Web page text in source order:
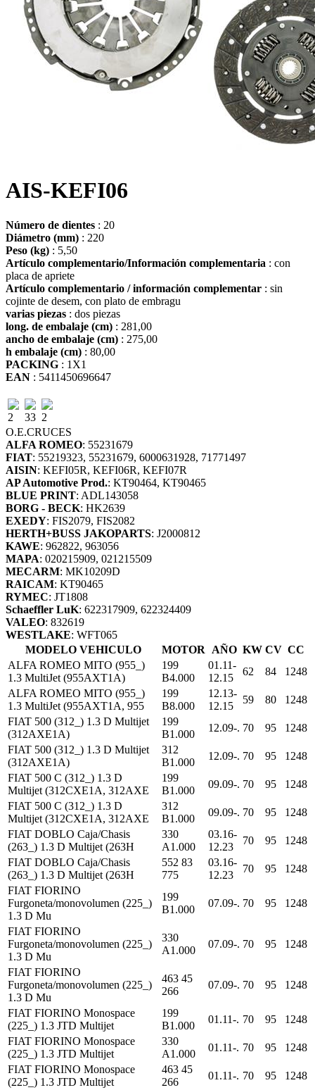
AIS-KEFI06
Número de dientes : 20
Diámetro (mm) : 220
Peso (kg) : 5,50
Artículo complementario/Información complementaria : con
placa de apriete
Artículo complementario / información complementar : sin
cojinte de desem, con plato de embragu
varias piezas : dos piezas
long. de embalaje (cm) : 281,00
ancho de embalaje (cm) : 275,00
h embalaje (cm) : 80,00
PACKING : 1X1
EAN : 5411450696647
2 33 2
O.E.CRUCES
ALFA ROMEO: 55231679
FIAT: 55219323, 55231679, 6000631928, 71771497
AISIN: KEFI05R, KEFI06R, KEFI07R
AP Automotive Prod.: KT90464, KT90465
BLUE PRINT: ADL143058
BORG - BECK: HK2639
EXEDY: FIS2079, FIS2082
HERTH+BUSS JAKOPARTS: J2000812
KAWE: 962822, 963056
MAPA: 020215909, 021215509
MECARM: MK10209D
RAICAM: KT90465
RYMEC: JT1808
Schaeffler LuK: 622317909, 622324409
VALEO: 832619
WESTLAKE: WFT065
MODELO VEHICULO
MOTOR AÑO KW CV CC
ALFA ROMEO MITO (955_)
1.3 MultiJet (955AXT1A)
199
B4.000
01.11-
12.15
62 84
1248
ALFA ROMEO MITO (955_)
1.3 MultiJet (955AXT1A, 955
199
B8.000
12.13-
12.15
59 80
1248
FIAT 500 (312_) 1.3 D Multijet
(312AXE1A)
199
B1.000
12.09-. 70 95
1248
FIAT 500 (312_) 1.3 D Multijet
(312AXE1A)
312
B1.000
12.09-. 70 95
1248
FIAT 500 C (312_) 1.3 D
Multijet (312CXE1A, 312AXE
199
B1.000
09.09-. 70 95
1248
FIAT 500 C (312_) 1.3 D
Multijet (312CXE1A, 312AXE
312
B1.000
09.09-. 70 95
1248
FIAT DOBLO Caja/Chasis
(263_) 1.3 D Multijet (263H
330
A1.000
03.16-
12.23
70 95
1248
FIAT DOBLO Caja/Chasis
(263_) 1.3 D Multijet (263H
552 83
775
03.16-
12.23
70 95
1248
FIAT FIORINO
Furgoneta/monovolumen (225_)
1.3 D Mu
199
B1.000
07.09-. 70 95 1248
FIAT FIORINO
Furgoneta/monovolumen (225_)
1.3 D Mu
330
A1.000
07.09-. 70 95 1248
FIAT FIORINO
Furgoneta/monovolumen (225_)
1.3 D Mu
463 45
266
07.09-. 70 95 1248
FIAT FIORINO Monospace
(225_) 1.3 JTD Multijet
199
B1.000
01.11-. 70 95
1248
FIAT FIORINO Monospace
(225_) 1.3 JTD Multijet
330
A1.000
01.11-. 70 95
1248
FIAT FIORINO Monospace
(225_) 1.3 JTD Multijet
463 45
266
01.11-. 70 95
1248